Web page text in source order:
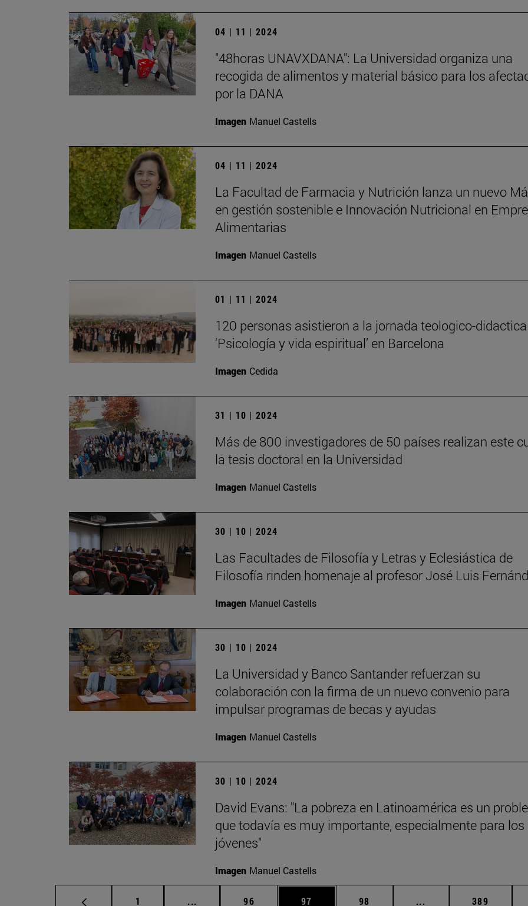
04 | 11 | 2024
"48horas UNAVXDANA": La Universidad organiza una
recogida de alimentos y material básico para los
por la DANA
Imagen Manuel Castells
04 | 11 | 2024
La Facultad de Farmacia y Nutrición lanza un nuevo
en gestión sostenible e Innovación Nutricional en
Alimentarias
Imagen Manuel Castells
01 | 11 | 2024
120 personas asistieron a la jornada teologico-didactica
‘Psicología y vida espiritual’ en Barcelona
Imagen Cedida
31 | 10 | 2024
Más de 800 investigadores de 50 países realizan este
la tesis doctoral en la Universidad
Imagen Manuel Castells
30 | 10 | 2024
Las Facultades de Filosofía y Letras y Eclesiástica de
Filosofía rinden homenaje al profesor José Luis
Imagen Manuel Castells
30 | 10 | 2024
La Universidad y Banco Santander refuerzan su
colaboración con la firma de un nuevo convenio para
impulsar programas de becas y ayudas
Imagen Manuel Castells
30 | 10 | 2024
David Evans: "La pobreza en Latinoamérica es un
que todavía es muy importante, especialmente para los
jóvenes"
Imagen Manuel Castells
Página
1 ... Páginas intermedias Use TAB para desplazarse.
Página
96 Página
97 Página
98 ... Páginas intermedias
Página
389